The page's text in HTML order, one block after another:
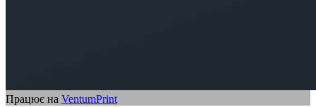
Працює на VentumPrint